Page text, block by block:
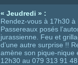
« Jeudredi » :
Rendez-vous à 17h30
Passereaux posés
jurassienne. Feu et
d’une autre surprise !!
amène son pique-nique
12h30 au 079 313 91